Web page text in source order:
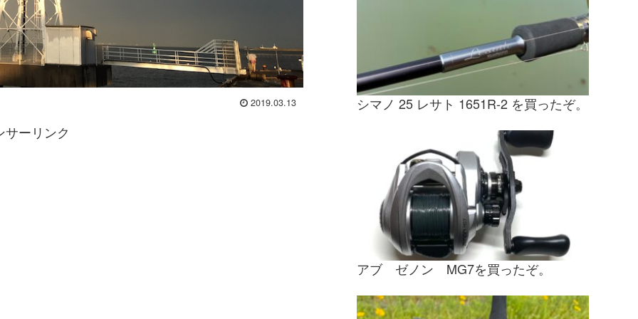
2019.03.13
サーリンク
シマノ 25 レサト 1651R-2 を買ったぞ。
アブ ゼノン MG7を買ったぞ。